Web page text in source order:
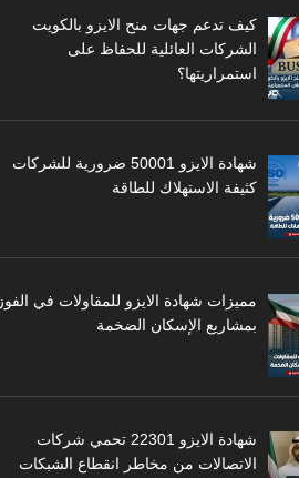
كيف تدعم جهات منح الايزو بالكويت
الشركات العائلية للحفاظ على
استمراريتها؟
شهادة الايزو 50001 ضرورية للشركات
كثيفة الاستهلاك للطاقة
مميزات شهادة الايزو للمقاولات في الفوز
بمشاريع الإسكان الضخمة
شهادة الايزو 22301 تحمي شركات
الاتصالات من مخاطر انقطاع الشبكات